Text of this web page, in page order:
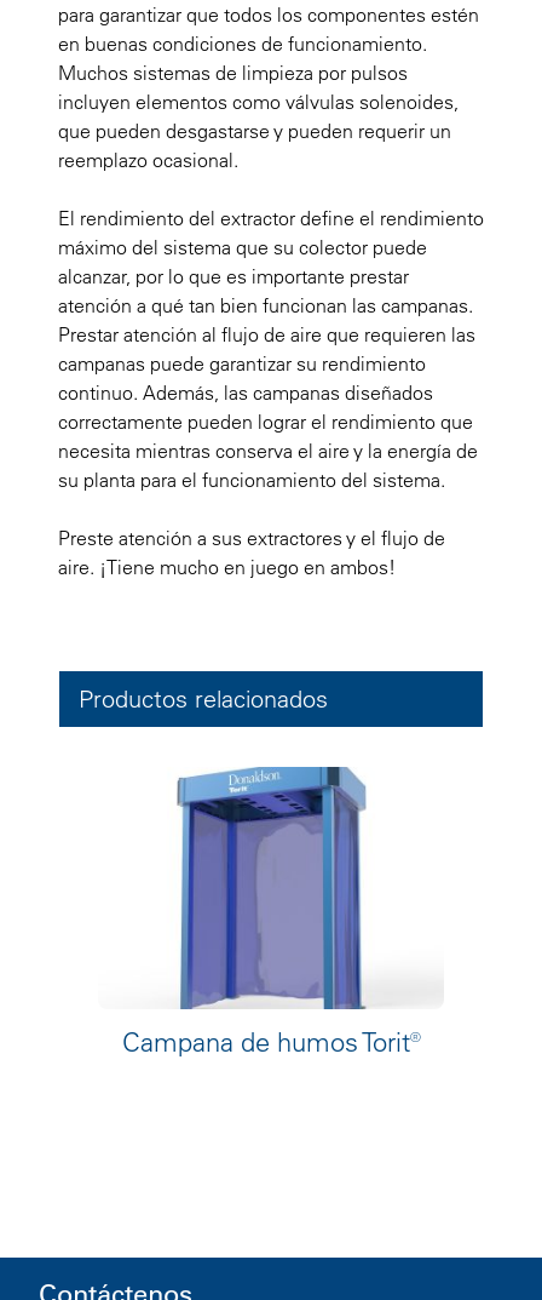
para garantizar que todos los componentes estén
en buenas condiciones de funcionamiento.
Muchos sistemas de limpieza por pulsos
incluyen elementos como válvulas solenoides,
que pueden desgastarse y pueden requerir un
reemplazo ocasional.
El rendimiento del extractor define el rendimiento
máximo del sistema que su colector puede
alcanzar, por lo que es importante prestar
atención a qué tan bien funcionan las campanas.
Prestar atención al flujo de aire que requieren las
campanas puede garantizar su rendimiento
continuo. Además, las campanas diseñados
correctamente pueden lograr el rendimiento que
necesita mientras conserva el aire y la energía de
su planta para el funcionamiento del sistema.
Preste atención a sus extractores y el flujo de
aire. ¡Tiene mucho en juego en ambos!
Productos relacionados
Campana de humos Torit®